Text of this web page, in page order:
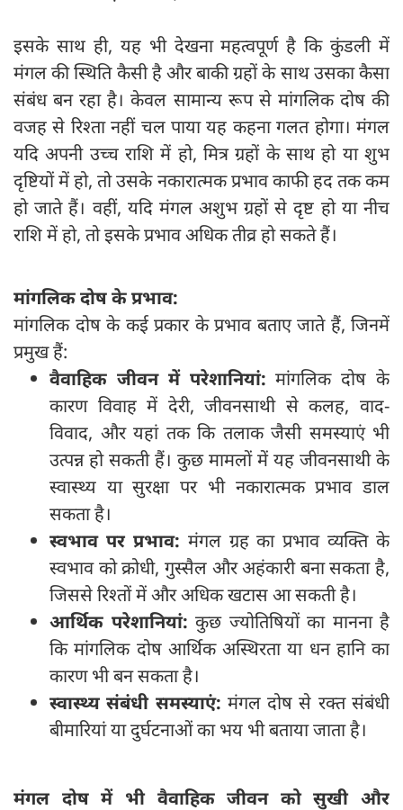
इसके साथ ही, यह भी देखना महत्वपूर्ण है कि कुंडली में
मंगल की स्थिति कैसी है और बाकी ग्रहों के साथ उसका कैसा
संबंध बन रहा है। केवल सामान्य रूप से मांगलिक दोष की
वजह से रिश्ता नहीं चल पाया यह कहना गलत होगा। मंगल
यदि अपनी उच्च राशि में हो, मित्र ग्रहों के साथ हो या शुभ
दृष्टियों में हो, तो उसके नकारात्मक प्रभाव काफी हद तक कम
हो जाते हैं। वहीं, यदि मंगल अशुभ ग्रहों से दृष्ट हो या नीच
राशि में हो, तो इसके प्रभाव अधिक तीव्र हो सकते हैं।
मांगलिक दोष के प्रभाव:
मांगलिक दोष के कई प्रकार के प्रभाव बताए जाते हैं, जिनमें
प्रमुख हैं:
वैवाहिक जीवन में परेशानियां: मांगलिक दोष के
कारण विवाह में देरी, जीवनसाथी से कलह, वाद-
विवाद, और यहां तक कि तलाक जैसी समस्याएं भी
उत्पन्न हो सकती हैं। कुछ मामलों में यह जीवनसाथी के
स्वास्थ्य या सुरक्षा पर भी नकारात्मक प्रभाव डाल
सकता है।
स्वभाव पर प्रभाव: मंगल ग्रह का प्रभाव व्यक्ति के
स्वभाव को क्रोधी, गुस्सैल और अहंकारी बना सकता है,
जिससे रिश्तों में और अधिक खटास आ सकती है।
आर्थिक परेशानियां: कुछ ज्योतिषियों का मानना है
कि मांगलिक दोष आर्थिक अस्थिरता या धन हानि का
कारण भी बन सकता है।
स्वास्थ्य संबंधी समस्याएं: मंगल दोष से रक्त संबंधी
बीमारियां या दुर्घटनाओं का भय भी बताया जाता है।
मंगल दोष में भी वैवाहिक जीवन को सुखी और